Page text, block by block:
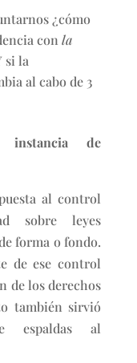
¿cómo
con la
si la
al cabo de 3
de
al control
sobre leyes
forma o fondo.
de ese control
de los derechos
también sirvió
espaldas al